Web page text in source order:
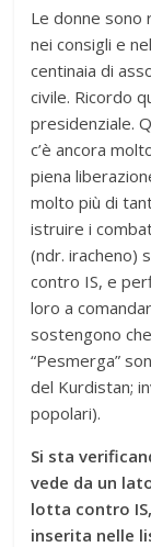
Le donne sono
nei consigli e
centinaia di
civile. Ricordo
presidenziale.
c’è ancora
piena
molto più di
istruire i
(ndr. iracheno)
contro IS, e
loro a
sostengono
“Pesmerga”
del Kurdistan;
popolari).
Si sta
vede da un
lotta contro
inserita nelle